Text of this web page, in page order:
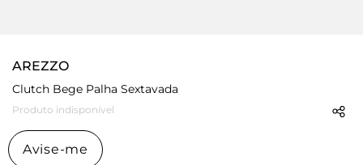
AREZZO
Clutch Bege Palha Sextavada
Produto indisponível
Avise-me